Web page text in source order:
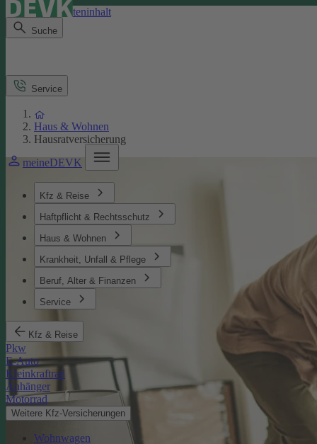
Direkt zum Seiteninhalt
Suche
meineDEVK
Kfz & Reise
Haftpflicht & Rechtsschutz
Haus & Wohnen
Krankheit, Unfall & Pflege
Beruf, Alter & Finanzen
Service
Kfz & Reise
Pkw
E-Auto
Kleinkraftrad
Anhänger
Motorrad
Weitere Kfz-Versicherungen
Wohnwagen
Service
Haus & Wohnen
Hausratversicherung